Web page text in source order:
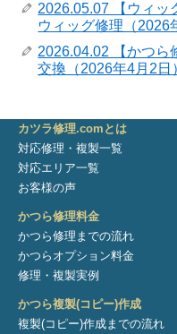
2026.05.07 【ウィッ
ウィッグ修理（2026
2026.04.02 【かつら
交換（2026年4月2日
カツラ修理.comとは
対応修理・複製一覧
対応エリア一覧
お客様の声
かつら修理料金
かつら修理までの流れ
かつらオプション料金
修理・複製実例
かつら複製(コピー)作成
複製(コピー)作成までの流れ